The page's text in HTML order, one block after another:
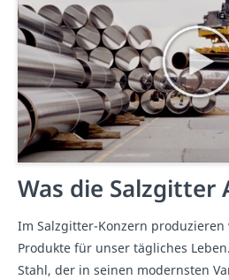
Was die Salzgitter
Im Salzgitter-Konzern
Produkte für unser tägliches
Stahl, der in seinen modernsten